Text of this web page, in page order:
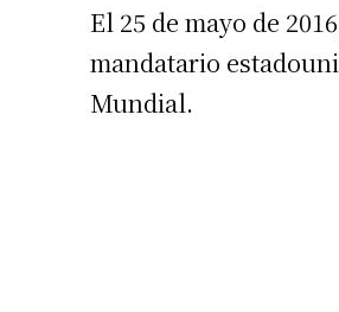
El 25 de mayo de
mandatario
Mundial.